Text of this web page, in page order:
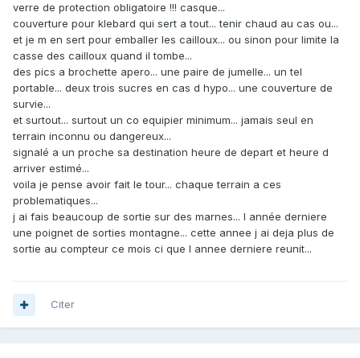
verre de protection obligatoire !!! casque...
couverture pour klebard qui sert a tout... tenir chaud au cas ou...
et je m en sert pour emballer les cailloux... ou sinon pour limite la
casse des cailloux quand il tombe...
des pics a brochette apero... une paire de jumelle... un tel
portable... deux trois sucres en cas d hypo... une couverture de
survie...
et surtout... surtout un co equipier minimum... jamais seul en
terrain inconnu ou dangereux...
signalé a un proche sa destination heure de depart et heure d
arriver estimé...
voila je pense avoir fait le tour... chaque terrain a ces
problematiques...
j ai fais beaucoup de sortie sur des marnes... l année derniere
une poignet de sorties montagne... cette annee j ai deja plus de
sortie au compteur ce mois ci que l annee derniere reunit...
Citer